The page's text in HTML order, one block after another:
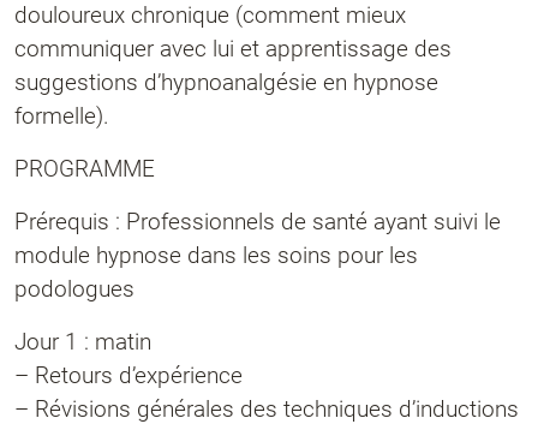
douloureux chronique (comment mieux
communiquer avec lui et apprentissage des
suggestions d’hypnoanalgésie en hypnose
formelle).
PROGRAMME
Prérequis : Professionnels de santé ayant suivi le
module hypnose dans les soins pour les
podologues
Jour 1 : matin
– Retours d’expérience
– Révisions générales des techniques d’inductions